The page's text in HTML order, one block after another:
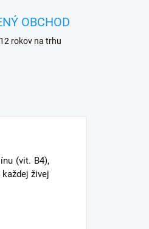
OBCHOD
rokov na trhu
(vit. B4),
živej